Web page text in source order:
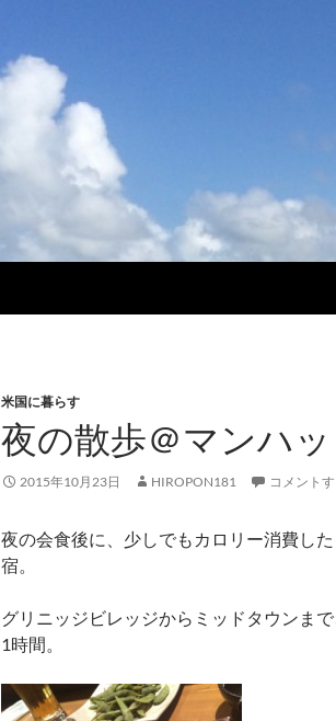
米国に暮らす
夜の散歩＠マンハ
2015年10月23日 HIROPON181 コメント
夜の会食後に、少しでもカロリー消費し
宿。
グリニッジビレッジからミッドタウンま
1時間。